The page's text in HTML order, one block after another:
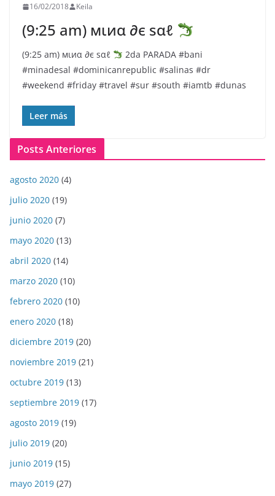
16/02/2018 Keila
(9:25 am) мιиα ∂є ѕαℓ
(9:25 am) мιиα ∂є ѕαℓ
2da PARADA #bani
#minadesal #dominicanrepublic #salinas #dr
#weekend #friday #travel #sur #south #iamtb #dunas
Leer más
Posts Anteriores
agosto 2020 (4)
julio 2020 (19)
junio 2020 (7)
mayo 2020 (13)
abril 2020 (14)
marzo 2020 (10)
febrero 2020 (10)
enero 2020 (18)
diciembre 2019 (20)
noviembre 2019 (21)
octubre 2019 (13)
septiembre 2019 (17)
agosto 2019 (19)
julio 2019 (20)
junio 2019 (15)
mayo 2019 (27)